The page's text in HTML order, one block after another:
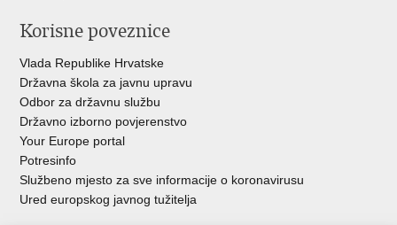
Korisne poveznice
Vlada Republike Hrvatske
Državna škola za javnu upravu
Odbor za državnu službu
Državno izborno povjerenstvo
Your Europe portal
Potresinfo
Službeno mjesto za sve informacije o koronavirusu
Ured europskog javnog tužitelja